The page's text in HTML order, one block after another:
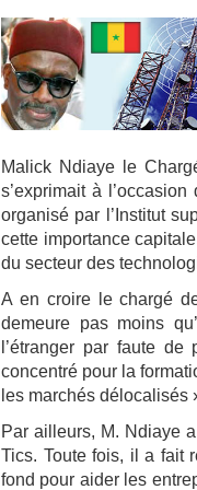
Malick Ndiaye le
s’exprimait à
organisé par l’Institut
cette importance
du secteur des
A en croire le chargé
demeure pas moins
l’étranger par faute
concentré pour la
les marchés délocalisés
Par ailleurs, M. Ndiaye
Tics. Toute fois, il a fait
fond pour aider les